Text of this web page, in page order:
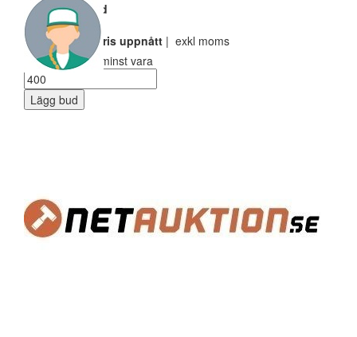
Nuvarande bud
300 SEK
Reservarionspris uppnått | exkl moms
Ditt bud måste minst vara
Lägg bud